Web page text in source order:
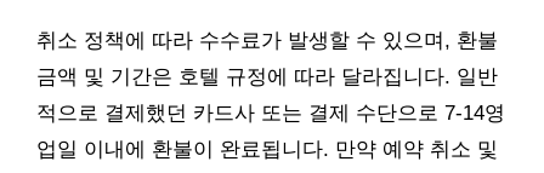
취소 정책에 따라 수수료가 발생할 수 있으며, 환불
금액 및 기간은 호텔 규정에 따라 달라집니다. 일반
적으로 결제했던 카드사 또는 결제 수단으로 7-14영
업일 이내에 환불이 완료됩니다. 만약 예약 취소 및